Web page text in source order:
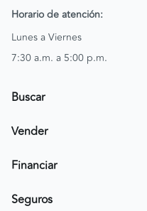
Horario de atención:
Lunes a Viernes
7:30 a.m. a 5:00 p.m.
Buscar
Encuentra un carro
Vender
Publicar mi vehículo
Financiar
Simular crédito
Seguros